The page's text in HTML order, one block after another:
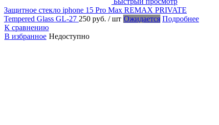
Защитное стекло iphone 15 Pro Max REMAX PRIVATE
Tempered Glass GL-27 250 руб. / шт Ожидается Подробнее
К сравнению
В избранное Недоступно